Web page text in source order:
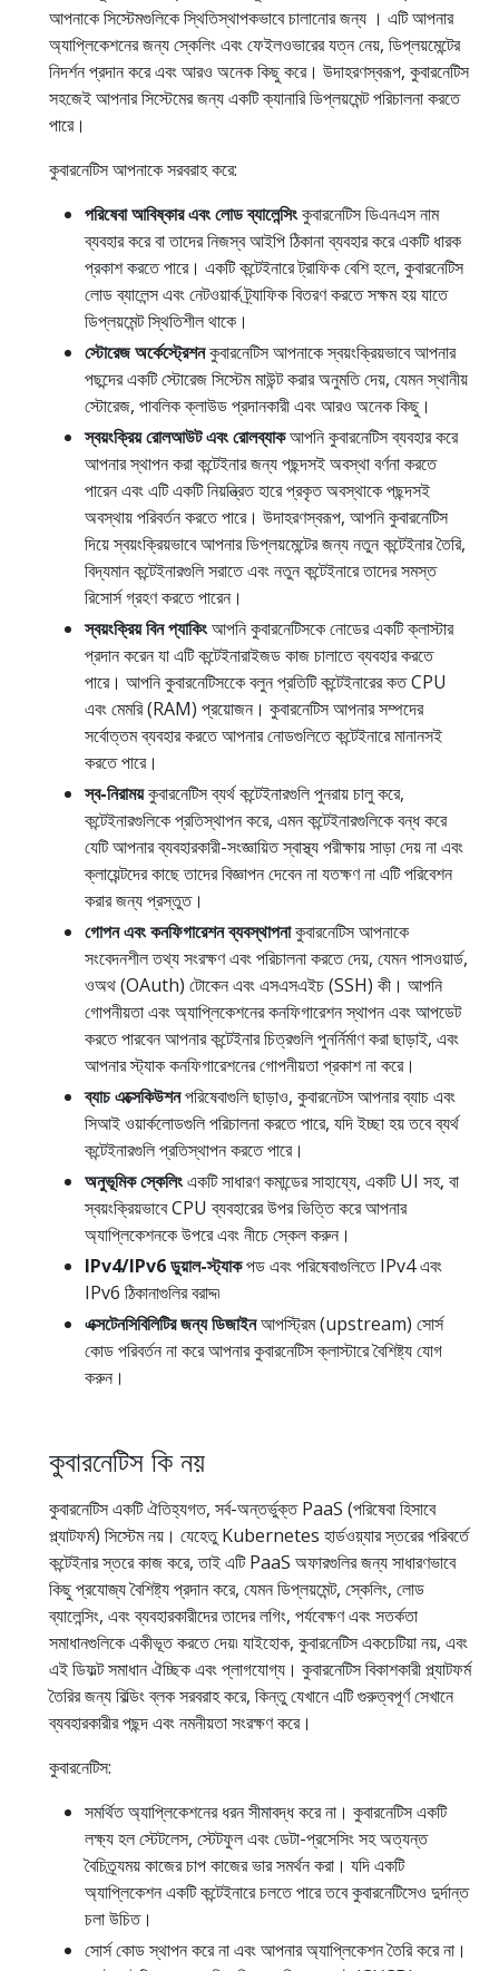
আপনাকে সিস্টেমগুলিকে স্থিতিস্থাপকভাবে চালানোর জন্য । এটি আপনার
অ্যাপ্লিকেশনের জন্য স্কেলিং এবং ফেইলওভারের যত্ন নেয়, ডিপ্লয়মেন্টের
নিদর্শন প্রদান করে এবং আরও অনেক কিছু করে। উদাহরণস্বরূপ, কুবারনেটিস
সহজেই আপনার সিস্টেমের জন্য একটি ক্যানারি ডিপ্লয়মেন্ট পরিচালনা করতে
পারে।
কুবারনেটিস আপনাকে সরবরাহ করে:
পরিষেবা আবিষ্কার এবং লোড ব্যালেন্সিংকুবারনেটিস ডিএনএস নাম
ব্যবহার করে বা তাদের নিজস্ব আইপি ঠিকানা ব্যবহার করে একটি ধারক
প্রকাশ করতে পারে। একটি কন্টেইনারে ট্রাফিক বেশি হলে, কুবারনেটিস
লোড ব্যালেন্স এবং নেটওয়ার্ক ট্র্যাফিক বিতরণ করতে সক্ষম হয় যাতে
ডিপ্লয়মেন্ট স্থিতিশীল থাকে।
স্টোরেজ অর্কেস্ট্রেশনকুবারনেটিস আপনাকে স্বয়ংক্রিয়ভাবে আপনার
পছন্দের একটি স্টোরেজ সিস্টেম মাউন্ট করার অনুমতি দেয়, যেমন স্থানীয়
স্টোরেজ, পাবলিক ক্লাউড প্রদানকারী এবং আরও অনেক কিছু।
স্বয়ংক্রিয় রোলআউট এবং রোলব্যাকআপনি কুবারনেটিস ব্যবহার করে
আপনার স্থাপন করা কন্টেইনার জন্য পছন্দসই অবস্থা বর্ণনা করতে
পারেন এবং এটি একটি নিয়ন্ত্রিত হারে প্রকৃত অবস্থাকে পছন্দসই
অবস্থায় পরিবর্তন করতে পারে। উদাহরণস্বরূপ, আপনি কুবারনেটিস
দিয়ে স্বয়ংক্রিয়ভাবে আপনার ডিপ্লয়মেন্টের জন্য নতুন কন্টেইনার তৈরি,
বিদ্যমান কন্টেইনারগুলি সরাতে এবং নতুন কন্টেইনারে তাদের সমস্ত
রিসোর্স গ্রহণ করতে পারেন।
স্বয়ংক্রিয় বিন প্যাকিংআপনি কুবারনেটিসকে নোডের একটি ক্লাস্টার
প্রদান করেন যা এটি কন্টেইনারাইজড কাজ চালাতে ব্যবহার করতে
পারে। আপনি কুবারনেটিসকেে বলুন প্রতিটি কন্টেইনারের কত CPU
এবং মেমরি (RAM) প্রয়োজন। কুবারনেটিস আপনার সম্পদের
সর্বোত্তম ব্যবহার করতে আপনার নোডগুলিতে কন্টেইনারে মানানসই
করতে পারে।
স্ব-নিরাময়কুবারনেটিস ব্যর্থ কন্টেইনারগুলি পুনরায় চালু করে,
কন্টেইনারগুলিকে প্রতিস্থাপন করে, এমন কন্টেইনারগুলিকে বন্ধ করে
যেটি আপনার ব্যবহারকারী-সংজ্ঞায়িত স্বাস্থ্য পরীক্ষায় সাড়া দেয় না এবং
ক্লায়েন্টদের কাছে তাদের বিজ্ঞাপন দেবেন না যতক্ষণ না এটি পরিবেশন
করার জন্য প্রস্তুত।
গোপন এবং কনফিগারেশন ব্যবস্থাপনাকুবারনেটিস আপনাকে
সংবেদনশীল তথ্য সংরক্ষণ এবং পরিচালনা করতে দেয়, যেমন পাসওয়ার্ড,
ওঅথ (OAuth) টোকেন এবং এসএসএইচ (SSH) কী। আপনি
গোপনীয়তা এবং অ্যাপ্লিকেশনের কনফিগারেশন স্থাপন এবং আপডেট
করতে পারবেন আপনার কন্টেইনার চিত্রগুলি পুনর্নির্মাণ করা ছাড়াই, এবং
আপনার স্ট্যাক কনফিগারেশনের গোপনীয়তা প্রকাশ না করে।
ব্যাচ এক্সেকিউশনপরিষেবাগুলি ছাড়াও, কুবারনেটস আপনার ব্যাচ এবং
সিআই ওয়ার্কলোডগুলি পরিচালনা করতে পারে, যদি ইচ্ছা হয় তবে ব্যর্থ
কন্টেইনারগুলি প্রতিস্থাপন করতে পারে।
অনুভূমিক স্কেলিংএকটি সাধারণ কমান্ডের সাহায্যে, একটি UI সহ, বা
স্বয়ংক্রিয়ভাবে CPU ব্যবহারের উপর ভিত্তি করে আপনার
অ্যাপ্লিকেশনকে উপরে এবং নীচে স্কেল করুন।
IPv4/IPv6 ডুয়াল-স্ট্যাকপড এবং পরিষেবাগুলিতে IPv4 এবং
IPv6 ঠিকানাগুলির বরাদ্দ৷
এক্সটেনসিবিলিটির জন্য ডিজাইনআপস্ট্রিম (upstream) সোর্স
কোড পরিবর্তন না করে আপনার কুবারনেটিস ক্লাস্টারে বৈশিষ্ট্য যোগ
করুন।
কুবারনেটিস কি নয়
কুবারনেটিস একটি ঐতিহ্যগত, সর্ব-অন্তর্ভুক্ত PaaS (পরিষেবা হিসাবে
প্ল্যাটফর্ম) সিস্টেম নয়। যেহেতু Kubernetes হার্ডওয়্যার স্তরের পরিবর্তে
কন্টেইনার স্তরে কাজ করে, তাই এটি PaaS অফারগুলির জন্য সাধারণভাবে
কিছু প্রযোজ্য বৈশিষ্ট্য প্রদান করে, যেমন ডিপ্লয়মেন্ট, স্কেলিং, লোড
ব্যালেন্সিং, এবং ব্যবহারকারীদের তাদের লগিং, পর্যবেক্ষণ এবং সতর্কতা
সমাধানগুলিকে একীভূত করতে দেয়৷ যাইহোক, কুবারনেটিস একচেটিয়া নয়, এবং
এই ডিফল্ট সমাধান ঐচ্ছিক এবং প্লাগযোগ্য। কুবারনেটিস বিকাশকারী প্ল্যাটফর্ম
তৈরির জন্য বিল্ডিং ব্লক সরবরাহ করে, কিন্তু যেখানে এটি গুরুত্বপূর্ণ সেখানে
ব্যবহারকারীর পছন্দ এবং নমনীয়তা সংরক্ষণ করে।
কুবারনেটিস:
সমর্থিত অ্যাপ্লিকেশনের ধরন সীমাবদ্ধ করে না। কুবারনেটিস একটি
লক্ষ্য হল স্টেটলেস, স্টেটফুল এবং ডেটা-প্রসেসিং সহ অত্যন্ত
বৈচিত্র্যময় কাজের চাপ কাজের ভার সমর্থন করা। যদি একটি
অ্যাপ্লিকেশন একটি কন্টেইনারে চলতে পারে তবে কুবারনেটিসেও দুর্দান্ত
চলা উচিত।
সোর্স কোড স্থাপন করে না এবং আপনার অ্যাপ্লিকেশন তৈরি করে না।